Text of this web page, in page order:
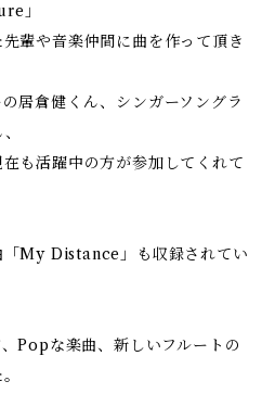
」
輩や音楽仲間に曲を作って頂き
居倉健くん、シンガーソングラ
も活躍中の方が参加してくれて
「My Distance」も収録されてい
Popな楽曲、新しいフルートの